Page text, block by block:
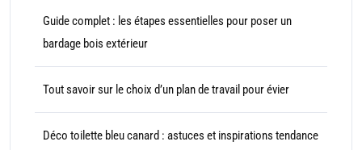
Guide complet : les étapes essentielles pour poser un
bardage bois extérieur
Tout savoir sur le choix d’un plan de travail pour évier
Déco toilette bleu canard : astuces et inspirations tendance